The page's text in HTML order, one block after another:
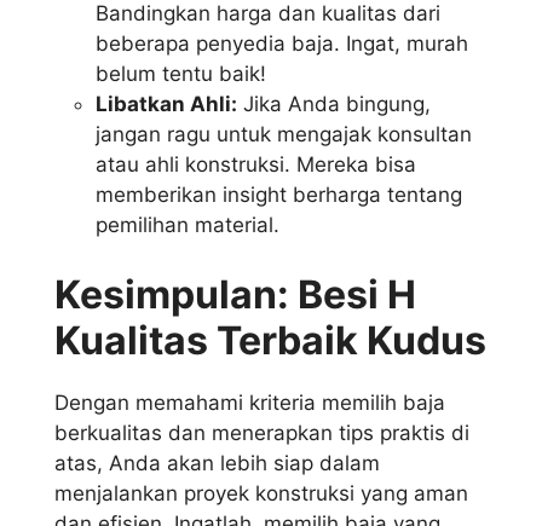
Bandingkan harga dan kualitas dari
beberapa penyedia baja. Ingat, murah
belum tentu baik!
Libatkan Ahli: Jika Anda bingung,
jangan ragu untuk mengajak konsultan
atau ahli konstruksi. Mereka bisa
memberikan insight berharga tentang
pemilihan material.
Kesimpulan: Besi H
Kualitas Terbaik Kudus
Dengan memahami kriteria memilih baja
berkualitas dan menerapkan tips praktis di
atas, Anda akan lebih siap dalam
menjalankan proyek konstruksi yang aman